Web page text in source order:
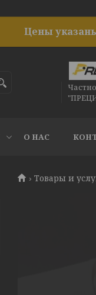
Цены
О НАС
Товары и